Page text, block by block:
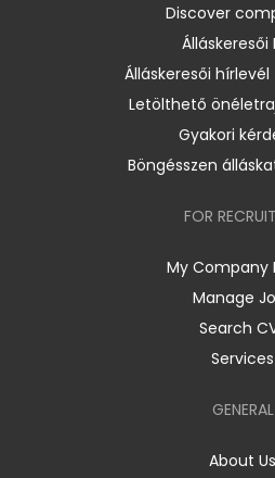
Discover
Álláskeresői
Álláskeresői
Letölthető
Gyakori
Böngésszen
FOR
My Company
Manage
Search
Services
GENERAL
About Us